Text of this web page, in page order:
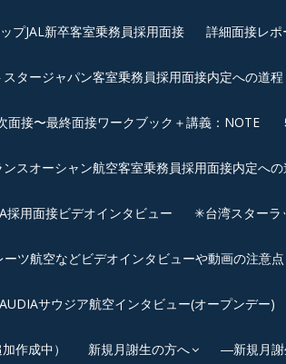
プJAL新卒客室乗務員採用面接 詳細面接レ
タージャパン客室乗務員採用面接内定への道程
面接〜最終面接ワークブック＋講義：NOTE
スオーシャン航空客室乗務員採用面接内定への
採用面接ビデオインタビュー ✳︎台湾スターラ
ツ航空などビデオインタビューや動画の注意点
サウジア航空インタビュー(オープンデー)
作成中） 新規月謝生の方へ ―新規月謝